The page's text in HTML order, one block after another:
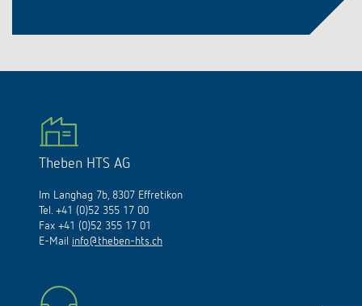
Theben HTS AG
Im Langhag 7b, 8307 Effretikon
Tel. +41 (0)52 355 17 00
Fax +41 (0)52 355 17 01
E-Mail info@theben-hts.ch